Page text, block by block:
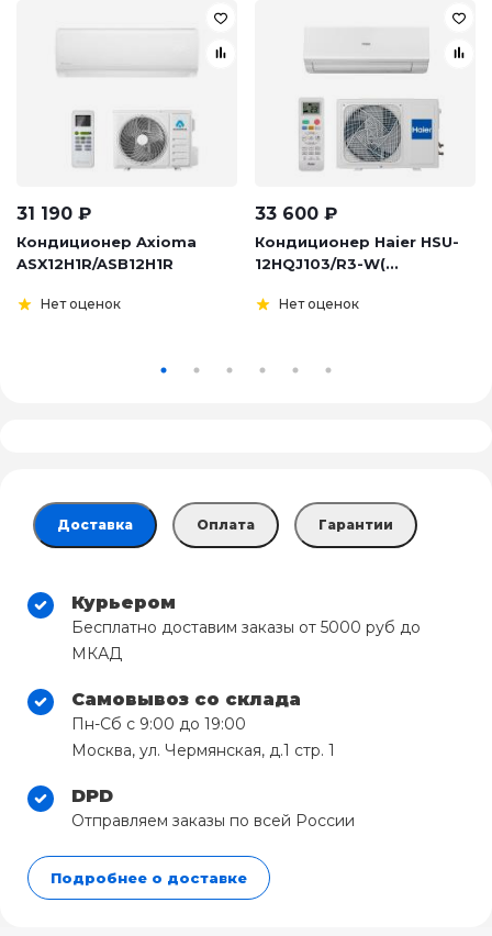
31 190 ₽
Кондиционер Axioma
ASX12H1R/ASB12H1R
Нет оценок
33 600 ₽
Кондиционер Haier HSU-
12HQJ103/R3-W(...
Нет оценок
Доставка Оплата Гарантии
Курьером
Бесплатно доставим заказы от 5000 руб до
МКАД
Самовывоз со склада
Пн-Сб с 9:00 до 19:00
Москва, ул. Чермянская, д.1 стр. 1
DPD
Отправляем заказы по всей России
Подробнее о доставке